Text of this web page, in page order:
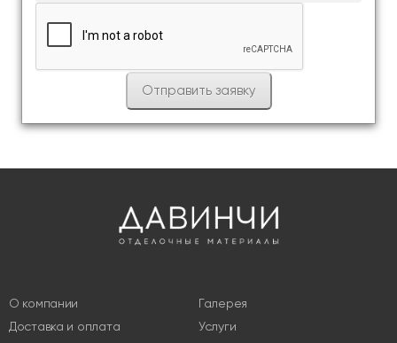
О компании
Доставка и оплата
Галерея
Услуги